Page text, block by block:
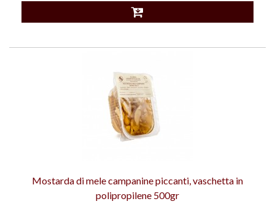
Mostarda di mele campanine piccanti, vaschetta in
polipropilene 500gr